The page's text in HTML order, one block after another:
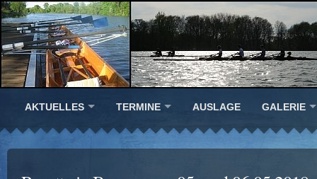
AKTUELLES TERMINE AUSLAGE GALERIE